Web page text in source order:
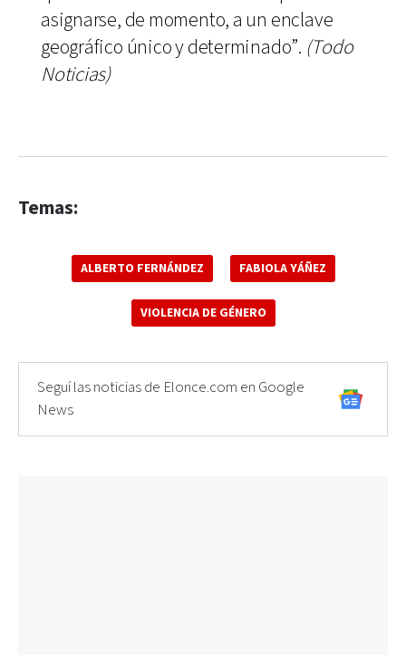
asignarse, de momento, a un enclave
geográfico único y determinado”. (Todo
Noticias)
Temas:
ALBERTO FERNÁNDEZ FABIOLA YÁÑEZ
VIOLENCIA DE GÉNERO
Seguí las noticias de Elonce.com en Google
News